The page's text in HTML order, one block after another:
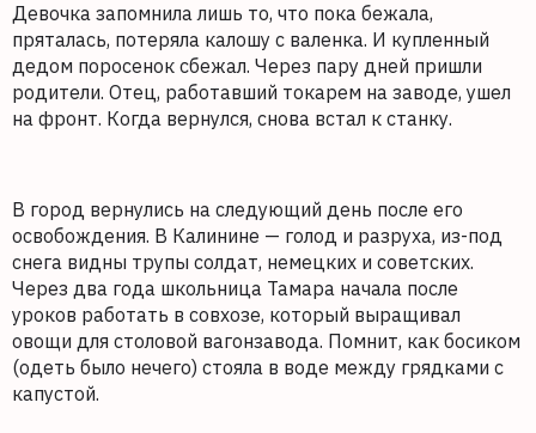
Девочка запомнила лишь то, что пока бежала,
пряталась, потеряла калошу с валенка. И купленный
дедом поросенок сбежал. Через пару дней пришли
родители. Отец, работавший токарем на заводе, ушел
на фронт. Когда вернулся, снова встал к станку.
В город вернулись на следующий день после его
освобождения. В Калинине — голод и разруха, из-под
снега видны трупы солдат, немецких и советских.
Через два года школьница Тамара начала после
уроков работать в совхозе, который выращивал
овощи для столовой вагонзавода. Помнит, как босиком
(одеть было нечего) стояла в воде между грядками с
капустой.